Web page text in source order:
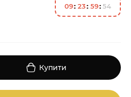
09 23 59 54
Купити